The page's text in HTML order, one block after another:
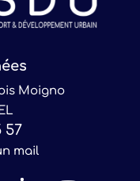
Moigno
57
mail